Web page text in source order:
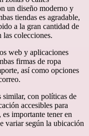
un diseño moderno y
tiendas es agradable,
a la gran cantidad de
las colecciones.
web y aplicaciones
firmas de ropa
así como opciones
con políticas de
accesibles para
importante tener en
variar según la ubicación